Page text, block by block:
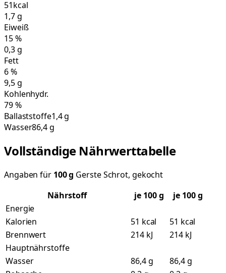
51kcal
1,7g
Eiweiß
15%
0,3g
Fett
6%
9,5g
Kohlenhydr.
79%
Ballaststoffe1,4 g
Wasser86,4 g
Vollständige Nährwerttabelle
Angaben für 100g Gerste Schrot, gekocht
Nährstoff
je 100g
je 100 g
Energie
Kalorien
51 kcal
51 kcal
Brennwert
214 kJ
214 kJ
Hauptnährstoffe
Wasser
86,4 g
86,4 g